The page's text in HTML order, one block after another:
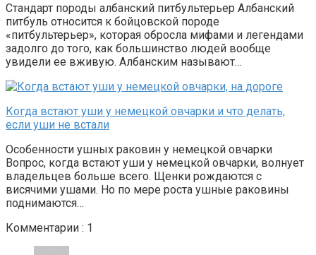
Стандарт породы албанский питбультерьер Албанский
питбуль относится к бойцовской породе
«питбультерьер», которая обросла мифами и легендами
задолго до того, как большинство людей вообще
увидели ее вживую. Албанским называют…
Когда встают уши у немецкой овчарки и что делать,
если уши не встали
Особенности ушных раковин у немецкой овчарки
Вопрос, когда встают уши у немецкой овчарки, волнует
владельцев больше всего. Щенки рождаются с
висячими ушами. Но по мере роста ушные раковины
поднимаются…
Комментарии : 1